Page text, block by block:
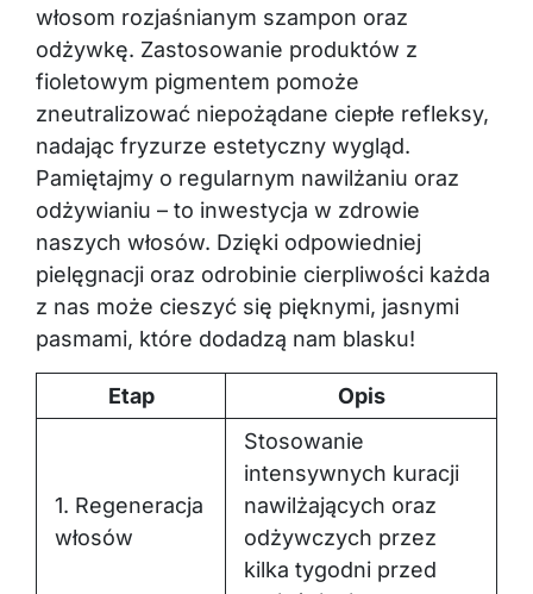
włosom rozjaśnianym szampon oraz
odżywkę. Zastosowanie produktów z
fioletowym pigmentem pomoże
zneutralizować niepożądane ciepłe refleksy,
nadając fryzurze estetyczny wygląd.
Pamiętajmy o regularnym nawilżaniu oraz
odżywianiu – to inwestycja w zdrowie
naszych włosów. Dzięki odpowiedniej
pielęgnacji oraz odrobinie cierpliwości każda
z nas może cieszyć się pięknymi, jasnymi
pasmami, które dodadzą nam blasku!
Etap Opis
1. Regeneracja
włosów
Stosowanie
intensywnych kuracji
nawilżających oraz
odżywczych przez
kilka tygodni przed